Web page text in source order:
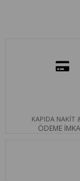
KAPIDA NAKİT
ÖDEME